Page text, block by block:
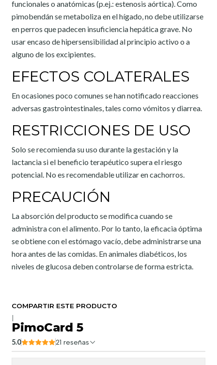
funcionales o anatómicas (p.ej.: estenosis aórtica). Como
pimobendán se metaboliza en el hígado, no debe utilizarse
en perros que padecen insuficiencia hepática grave. No
usar encaso de hipersensibilidad al principio activo o a
alguno de los excipientes.
EFECTOS COLATERALES
En ocasiones poco comunes se han notificado reacciones
adversas gastrointestinales, tales como vómitos y diarrea.
RESTRICCIONES DE USO
Solo se recomienda su uso durante la gestación y la
lactancia si el beneficio terapéutico supera el riesgo
potencial. No es recomendable utilizar en cachorros.
PRECAUCIÓN
La absorción del producto se modifica cuando se
administra con el alimento. Por lo tanto, la eficacia óptima
se obtiene con el estómago vacío, debe administrarse una
hora antes de las comidas. En animales diabéticos, los
niveles de glucosa deben controlarse de forma estricta.
COMPARTIR ESTE PRODUCTO
PimoCard 5
5.0 21 reseñas